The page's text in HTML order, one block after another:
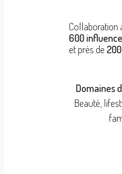
Collaboration
600
et près de
Domaines
Beauté,